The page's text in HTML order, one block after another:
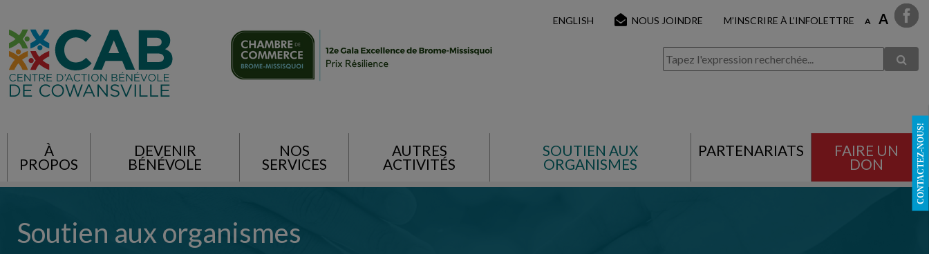
CONTACTEZ-NOUS!
ENGLISH NOUS JOINDRE M’INSCRIRE À L’INFOLETTRE A A
À
PROPOS
DEVENIR
BÉNÉVOLE
NOS
SERVICES
AUTRES
ACTIVITÉS
SOUTIEN AUX
ORGANISMES
PARTENARIATS
FAIRE UN
DON
Soutien aux organismes